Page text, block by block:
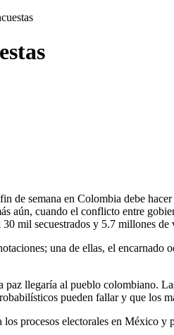
de semana en Colombia debe
aún, cuando el conflicto entre
mil secuestrados y 5.7 millones
una de ellas, el
llegaría al pueblo colombiano.
pueden fallar y que los
procesos electorales en México